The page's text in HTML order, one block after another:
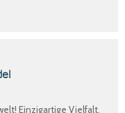
Einzigartige Vielfalt,